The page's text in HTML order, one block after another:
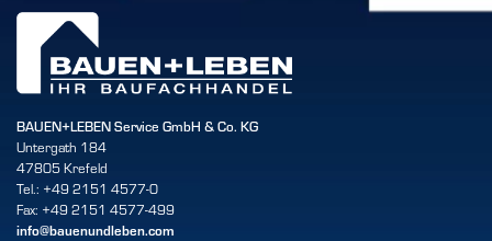
BAUEN+LEBEN Service GmbH & Co. KG
Untergath 184
47805 Krefeld
Tel.: +49 2151 4577-0
Fax: +49 2151 4577-499
info@bauenundleben.com